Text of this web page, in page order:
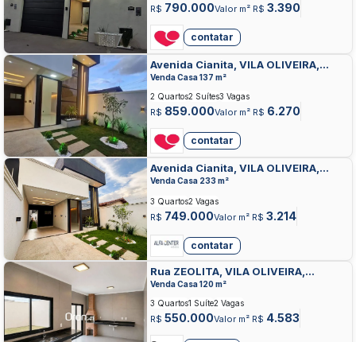
R$ 790.000Valor m² R$ 3.390
contatar
Avenida Cianita, VILA OLIVEIRA,
APARECIDA DE GOIANIA
Venda Casa 137 m²
R$ 859.000Valor m² R$ 6.270
2 Quartos2 Suítes3 Vagas
contatar
Avenida Cianita, VILA OLIVEIRA,
APARECIDA DE GOIANIA
Venda Casa 233 m²
R$ 749.000Valor m² R$ 3.214
3 Quartos2 Vagas
contatar
Rua ZEOLITA, VILA OLIVEIRA,
APARECIDA DE GOIANIA
Venda Casa 120 m²
R$ 550.000Valor m² R$ 4.583
3 Quartos1 Suíte2 Vagas